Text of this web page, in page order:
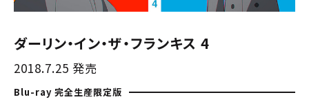
ダーリン・イン・ザ・フランキス 4
2018.7.25 発売
Blu-ray 完全生産限定版